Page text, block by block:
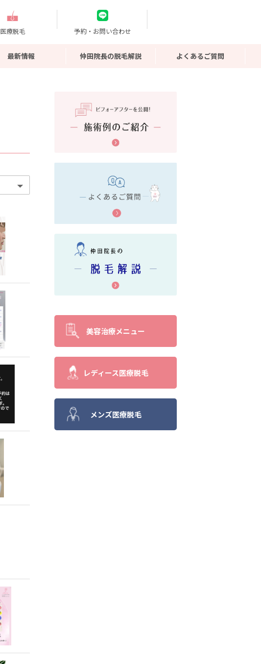
医療脱毛 予約・お問い合わせ
最新情報 仲田院長の脱毛解説 よくあるご質問
美容治療メニュー
レディース医療脱毛
メンズ医療脱毛